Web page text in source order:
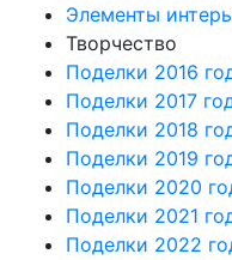
Элементы
Творчество
Поделки 2016
Поделки 2017
Поделки 2018
Поделки 2019
Поделки 2020
Поделки 2021
Поделки 2022